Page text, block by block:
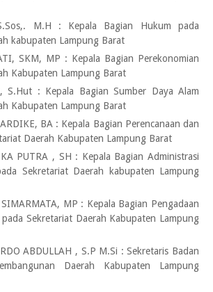
M.H
:
Kepala Bagian Hukum pada
kabupaten Lampung Barat
SKM, MP : Kepala Bagian Perekonomian
Kabupaten Lampung Barat
S.Hut : Kepala Bagian Sumber Daya Alam
Kabupaten Lampung Barat
BA : Kepala Bagian Perencanaan dan
Daerah Kabupaten Lampung Barat
PUTRA , SH : Kepala Bagian Administrasi
Sekretariat Daerah kabupaten Lampung
MP : Kepala Bagian Pengadaan
pada Sekretariat Daerah Kabupaten Lampung
ABDULLAH , S.P M.Si : Sekretaris Badan
Daerah Kabupaten Lampung